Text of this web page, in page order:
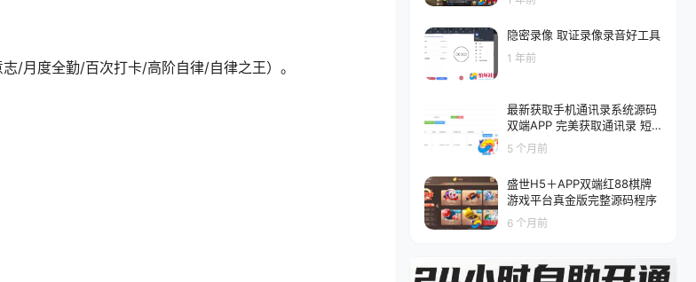
/月度全勤/百次打卡/高阶自律/自律之王）。
设教程-多功能授权GM网页后
版本
隐密录像 取证录像录音好工具
1 年前
最新获取手机通讯录系统源码
双端APP 完美获取通讯录 短
信 相册定位信息
5 个月前
盛世H5＋APP双端红88棋牌
游戏平台真金版完整源码程序
6 个月前